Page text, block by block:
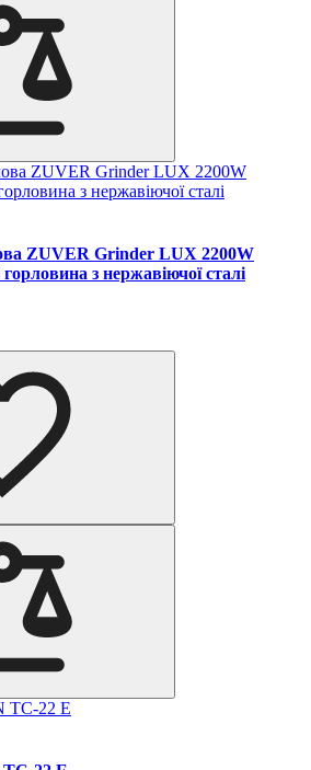
ZUVER Grinder LUX 2200W
з нержавіючої сталі